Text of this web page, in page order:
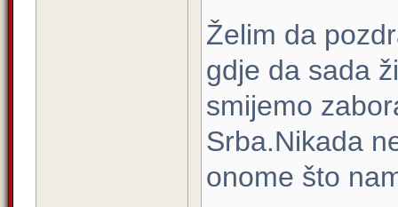
Želim da
gdje da sada
smijemo
Srba.Nikada
onome što